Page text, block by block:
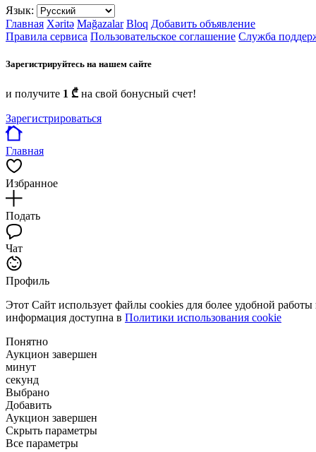
Язык:
Главная Xəritə Mağazalar Bloq Добавить объявление
Правила сервиса Пользовательское соглашение Служба
Зарегистрируйтесь на нашем сайте
и получите 1 ₾ на свой бонусный счет!
Зарегистрироваться
Главная
Избранное
Подать
Чат
Профиль
Этот Сайт использует файлы cookies для более удобной
информация доступна в Политики использования cookie
Понятно
Аукцион завершен
минут
секунд
Выбрано
Добавить
Аукцион завершен
Скрыть параметры
Все параметры